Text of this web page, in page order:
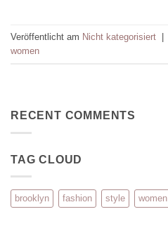
Veröffentlicht am Nicht kategorisiert |
women
RECENT COMMENTS
TAG CLOUD
brooklyn fashion style women